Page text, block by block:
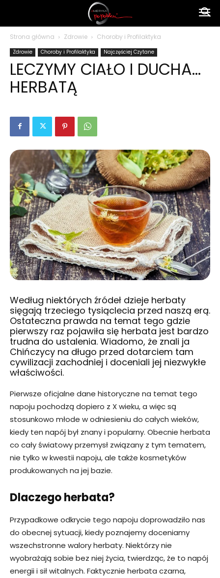
Strona główna Zdrowie Choroby i Profilaktyka
Zdrowie Choroby i Profilaktyka Najczęściej Czytane
LECZYMY CIAŁO I DUCHA…
HERBATĄ
Według niektórych źródeł dzieje herbaty
sięgają trzeciego tysiąclecia przed naszą erą.
Ostateczna prawda na temat tego gdzie
pierwszy raz pojawiła się herbata jest bardzo
trudna do ustalenia. Wiadomo, że znali ja
Chińczycy na długo przed dotarciem tam
cywilizacji zachodniej i doceniali jej niezwykłe
właściwości.
Pierwsze oficjalne dane historyczne na temat tego
napoju pochodzą dopiero z X wieku, a więc są
stosunkowo młode w odniesieniu do całych wieków,
kiedy ten napój był znany i popularny. Obecnie herbata
co cały światowy przemysł związany z tym tematem,
nie tylko w kwestii napoju, ale także kosmetyków
produkowanych na jej bazie.
Dlaczego herbata?
Przypadkowe odkrycie tego napoju doprowadziło nas
do obecnej sytuacji, kiedy poznajemy doceniamy
wszechstronne walory herbaty. Niektórzy nie
wyobrażają sobie bez niej życia, twierdząc, że to napój
energii i sił witalnych. Faktycznie herbata czarna,